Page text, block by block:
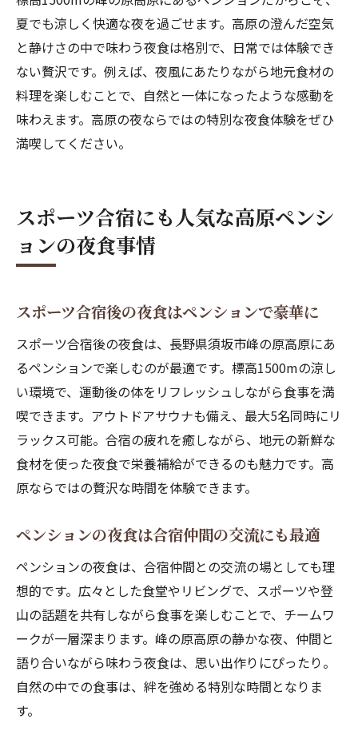
夏でも涼しく快適な夜を過ごせます。高原の澄んだ空気
と静けさの中で味わう夜食は格別で、日常では体験でき
ない贅沢です。例えば、夜風にあたりながら地元食材の
料理を楽しむことで、自然と一体になったような感動を
味わえます。高原の夜ならではの特別な夜食体験をぜひ
満喫してください。
スポーツ合宿にも人気な高原ペンシ
ョンの夜食事情
スポーツ合宿後の夜食はペンションで豪華に
スポーツ合宿後の夜食は、長野県須坂市峰の原高原にあ
るペンションで楽しむのが最適です。標高1500mの涼し
い環境で、運動後の体をリフレッシュしながら食事を満
喫できます。アウトドアサウナも備え、最大5名同時にリ
ラックス可能。合宿の疲れを癒しながら、地元の新鮮な
食材を使った夜食で栄養補給ができるのも魅力です。高
原ならではの贅沢な時間を体験できます。
ペンションの夜食は合宿仲間の交流にも最適
ペンションの夜食は、合宿仲間との交流の場としても理
想的です。広々とした食堂やリビングで、スポーツや登
山の話題を共有しながら食事を楽しむことで、チームワ
ークが一層深まります。峰の原高原の静かな夜、仲間と
語り合いながら味わう夜食は、思い出作りにぴったり。
自然の中での食事は、絆を強める特別な時間となりま
す。